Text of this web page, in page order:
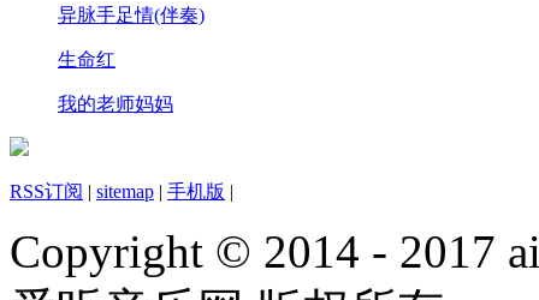
异脉手足情(伴奏)
生命红
我的老师妈妈
RSS订阅 | sitemap | 手机版 |
Copyright © 2014 - 2017